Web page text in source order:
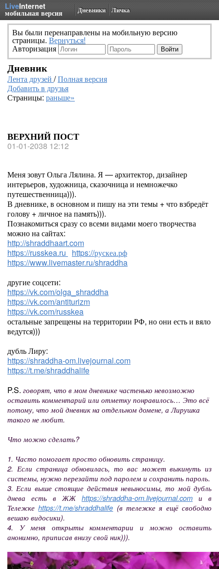
LiveInternet
мобильная версия Дневники Личка
Вы были перенаправлены на мобильную версию
страницы. Вернуться!
Авторизация
Дневник
Лента друзей /Полная версия
Добавить в друзья
Страницы: раньше»
ВЕРХНИЙ ПОСТ
01-01-2038 12:12
Меня зовут Ольга Лялина. Я — архитектор, дизайнер
интерьеров, художница, сказочница и немножечко
путешественница))).
В дневнике, в основном и пишу на эти темы + что взбредёт
голову + личное на память))).
Познакомиться сразу со всеми видами моего творчества
можно на сайтах:
http://shraddhaart.com
https://russkea.ru
https://рускеа.рф
https://www.livemaster.ru/shraddha
другие соцсети:
https://vk.com/olga_shraddha
https://vk.com/antiturizm
https://vk.com/russkea
остальные запрещены на территории РФ, но они есть и вяло
ведутся)))
дубль Лиру:
https://shraddha-om.livejournal.com
https://t.me/shraddhalife
P.S. говорят, что в мом дневнике частенько невозможно
оставить комментарий или отметку понравилось… Это всё
потому, что мой дневник на отдельном домене, а Лирушка
такого не любит.
Что можно сделать?
1. Часто помогает просто обновить страницу.
2. Если страница обновилась, то вас может выкинуть из
системы, нужно перезайти под паролем и сохранить пароль.
3. Если выше стоящие действия невыносимы, то мой дубль
днева есть в ЖЖ https://shraddha-om.livejournal.com и в
Тележкеhttps://t.me/shraddhalife (в тележке я ещё свободно
вешаю видосики).
4. У меня открыты комментарии и можно оставить
анонимно, приписав внизу свой ник))).